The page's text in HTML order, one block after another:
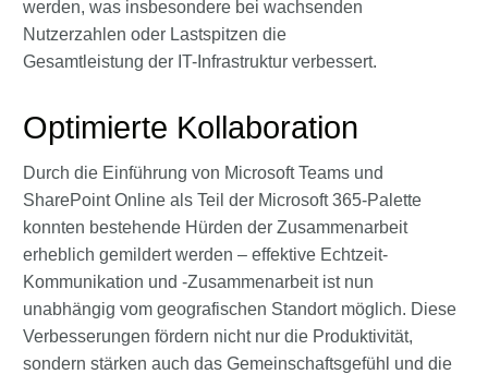
werden, was insbesondere bei wachsenden
Nutzerzahlen oder Lastspitzen die
Gesamtleistung der IT-Infrastruktur verbessert.
Optimierte Kollaboration
Durch die Einführung von Microsoft Teams und
SharePoint Online als Teil der Microsoft 365-Palette
konnten bestehende Hürden der Zusammenarbeit
erheblich gemildert werden – effektive Echtzeit-
Kommunikation und -Zusammenarbeit ist nun
unabhängig vom geografischen Standort möglich. Diese
Verbesserungen fördern nicht nur die Produktivität,
sondern stärken auch das Gemeinschaftsgefühl und die